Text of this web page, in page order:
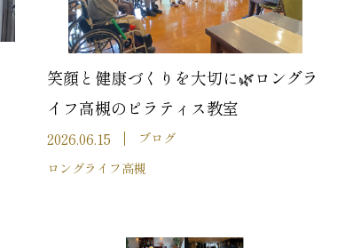
笑顔と健康づくりを大切に🌿ロングラ
イフ高槻のピラティス教室
2026.06.15
ブログ
ロングライフ高槻